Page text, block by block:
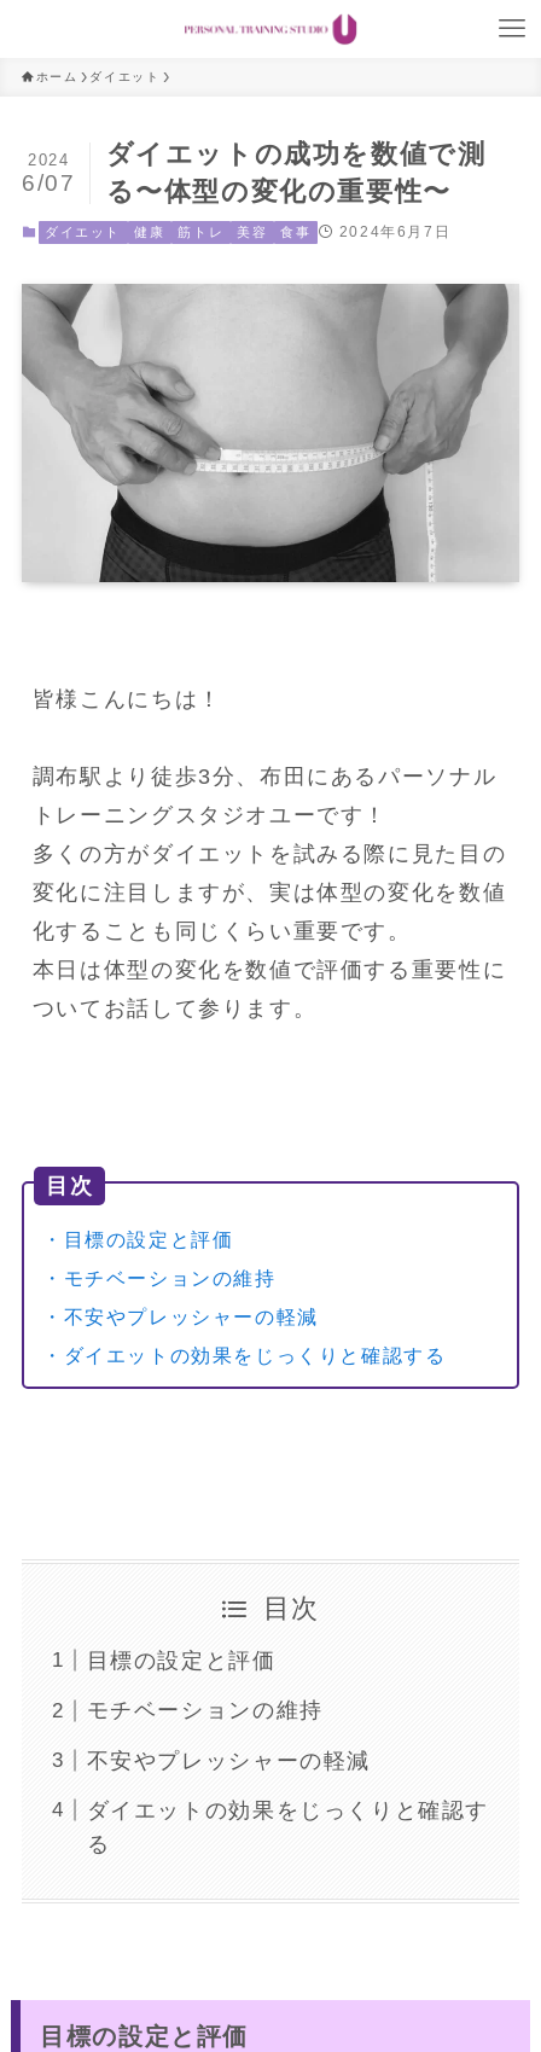
ホーム ダイエット
ダイエットの成功を数値で測
る〜体型の変化の重要性〜
2024
6/07
ダイエット 健康 筋トレ 美容 食事 2024年6月7日
皆様こんにちは！
調布駅より徒歩3分、布田にあるパーソナル
トレーニングスタジオユーです！
多くの方がダイエットを試みる際に見た目の
変化に注目しますが、実は体型の変化を数値
化することも同じくらい重要です。
本日は体型の変化を数値で評価する重要性に
ついてお話して参ります。
目次
・目標の設定と評価
・モチベーションの維持
・不安やプレッシャーの軽減
・ダイエットの効果をじっくりと確認する
目次
目標の設定と評価
モチベーションの維持
不安やプレッシャーの軽減
ダイエットの効果をじっくりと確認す
る
目標の設定と評価